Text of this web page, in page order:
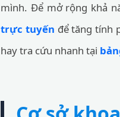
mình. Để mở rộng khả
trực tuyến để tăng tính
hay tra cứu nhanh tại